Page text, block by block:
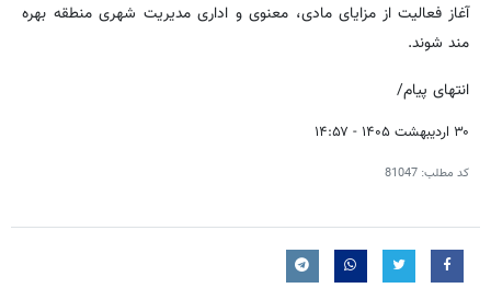
آغاز فعالیت از مزایای مادی، معنوی و اداری مدیریت شهری منطقه بهره
مند شوند.
انتهای پیام/
۳۰ اردیبهشت ۱۴۰۵ - ۱۴:۵۷
کد مطلب: 81047